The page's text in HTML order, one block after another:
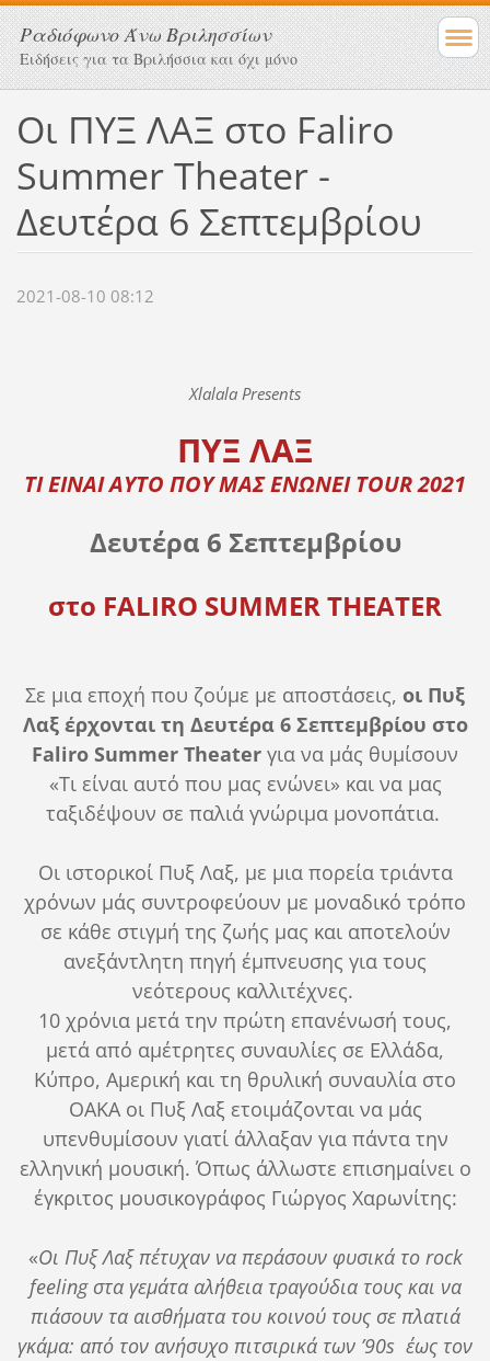
Ραδιόφωνο Άνω Βριλησσίων
Ειδήσεις για τα Βριλήσσια και όχι μόνο
Οι ΠΥΞ ΛΑΞ στο Faliro
Summer Theater -
Δευτέρα 6 Σεπτεμβρίου
2021-08-10 08:12
Xlalala Presents
ΠΥΞ ΛΑΞ
ΤΙ ΕΙΝΑΙ ΑΥΤΟ ΠΟΥ ΜΑΣ ΕΝΩΝΕΙ TOUR 2021
Δευτέρα 6 Σεπτεμβρίου
στο FALIRO SUMMER THEATER
Σε μια εποχή που ζούμε με αποστάσεις, οι Πυξ
Λαξ έρχονται τη Δευτέρα 6 Σεπτεμβρίου στο
Faliro Summer Theater για να μάς θυμίσουν
«Τι είναι αυτό που μας ενώνει» και να μας
ταξιδέψουν σε παλιά γνώριμα μονοπάτια.
Οι ιστορικοί Πυξ Λαξ, με μια πορεία τριάντα
χρόνων μάς συντροφεύουν με μοναδικό τρόπο
σε κάθε στιγμή της ζωής μας και αποτελούν
ανεξάντλητη πηγή έμπνευσης για τους
νεότερους καλλιτέχνες.
10 χρόνια μετά την πρώτη επανένωσή τους,
μετά από αμέτρητες συναυλίες σε Ελλάδα,
Κύπρο, Αμερική και τη θρυλική συναυλία στο
ΟΑΚΑ οι Πυξ Λαξ ετοιμάζονται να μάς
υπενθυμίσουν γιατί άλλαξαν για πάντα την
ελληνική μουσική. Όπως άλλωστε επισημαίνει ο
έγκριτος μουσικογράφος Γιώργος Χαρωνίτης:
«Οι Πυξ Λαξ πέτυχαν να περάσουν φυσικά το rock
feeling στα γεμάτα αλήθεια τραγούδια τους και να
πιάσουν τα αισθήματα του κοινού τους σε πλατιά
γκάμα: από τον ανήσυχο πιτσιρικά των ’90s έως τον